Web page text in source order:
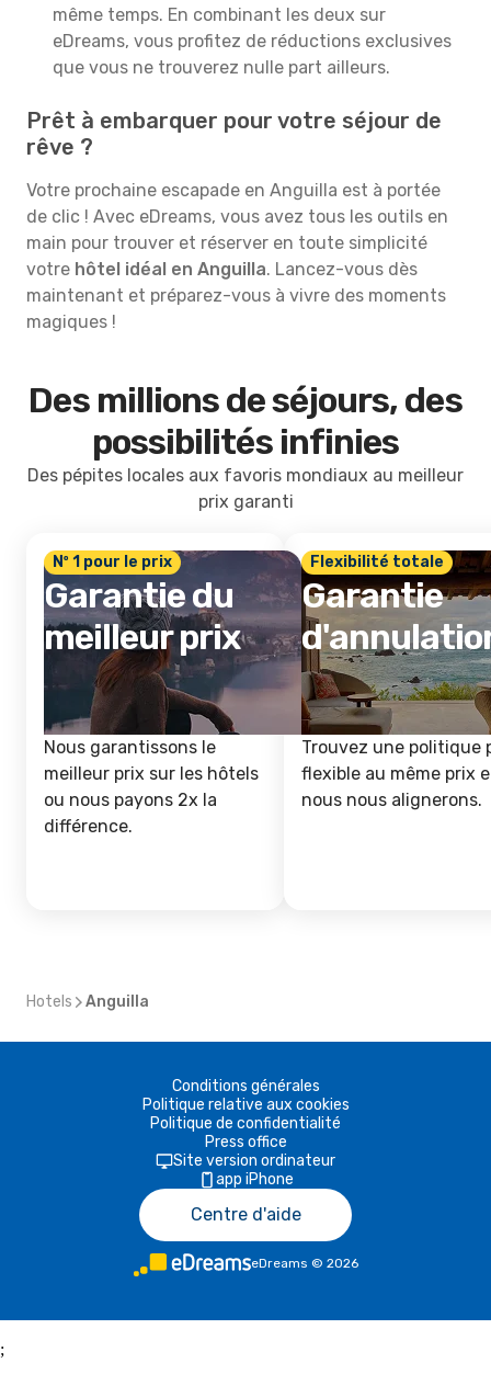
même temps. En combinant les deux sur
eDreams, vous profitez de réductions exclusives
que vous ne trouverez nulle part ailleurs.
Prêt à embarquer pour votre séjour de
rêve ?
Votre prochaine escapade en Anguilla est à portée
de clic ! Avec eDreams, vous avez tous les outils en
main pour trouver et réserver en toute simplicité
votre hôtel idéal en Anguilla. Lancez-vous dès
maintenant et préparez-vous à vivre des moments
magiques !
Des millions de séjours, des
possibilités infinies
Des pépites locales aux favoris mondiaux au meilleur
prix garanti
Nº 1 pour le prix
Garantie du
meilleur prix
Nous garantissons le
meilleur prix sur les hôtels
ou nous payons 2x la
différence.
Flexibilité totale
Garantie
Trouvez une politique
flexible au même prix
nous nous alignerons.
Hotels Anguilla
Conditions générales
Politique relative aux cookies
Politique de confidentialité
Press office
Site version ordinateur
app iPhone
Centre d'aide
eDreams © 2026
;